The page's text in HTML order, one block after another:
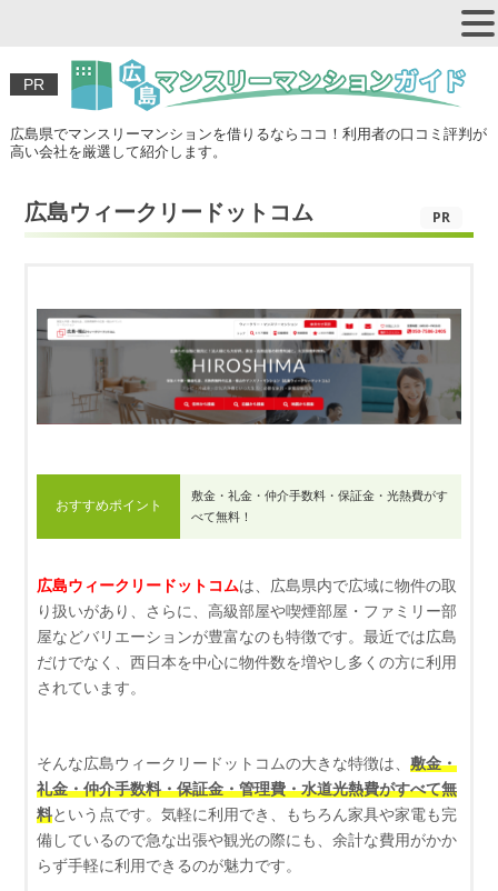
PR
広島県でマンスリーマンションを借りるならココ！利用者の口コミ評判が
高い会社を厳選して紹介します。
PR
広島ウィークリードットコム
おすすめポイント
敷金・礼金・仲介手数料・保証金・光熱費がす
べて無料！
広島ウィークリードットコムは、広島県内で広域に物件の取
り扱いがあり、さらに、高級部屋や喫煙部屋・ファミリー部
屋などバリエーションが豊富なのも特徴です。最近では広島
だけでなく、西日本を中心に物件数を増やし多くの方に利用
されています。
そんな広島ウィークリードットコムの大きな特徴は、 敷金・
礼金・仲介手数料・保証金・管理費・水道光熱費がすべて無
料という点です。気軽に利用でき、もちろん家具や家電も完
備しているので急な出張や観光の際にも、余計な費用がかか
らず手軽に利用できるのが魅力です。